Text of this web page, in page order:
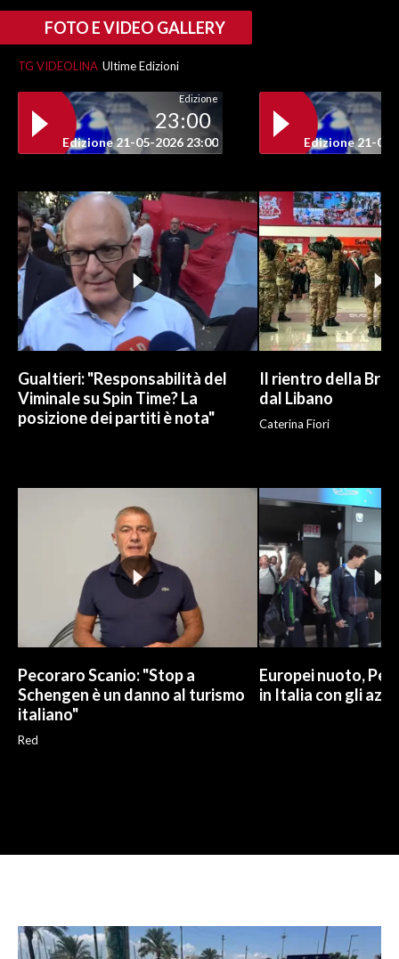
INSULARITÀ
INFO AZIENDE
ABBONATI
ANNUNCI
PUBBLICITÀ
SPIAGGE
STORE
FOTO E VIDEO GALLERY
TG VIDEOLINA Ultime Edizioni
Edizione
23:00
Edizione 21-05-2026 23:00 Edizione 21-05-
Gualtieri: "Responsabilità del
Viminale su Spin Time? La
posizione dei partiti è nota"
Il rientro della
dal Libano
Caterina Fiori
Pecoraro Scanio: "Stop a
Schengen è un danno al turismo
italiano"
Red
Europei nuoto,
in Italia con gli